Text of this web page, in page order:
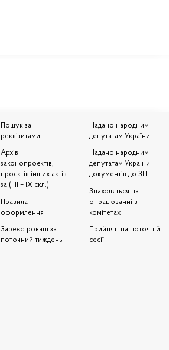
Пошук за
реквізитами
Архів
законопроєктів,
проєктів інших актів
за ( III – IX скл.)
Правила
оформлення
Зареєстровані за
поточний тиждень
Надано народним
депутатам України
Надано народним
депутатам України
документів до ЗП
Знаходяться на
опрацюванні в
комітетах
Прийняті на поточній
сесії